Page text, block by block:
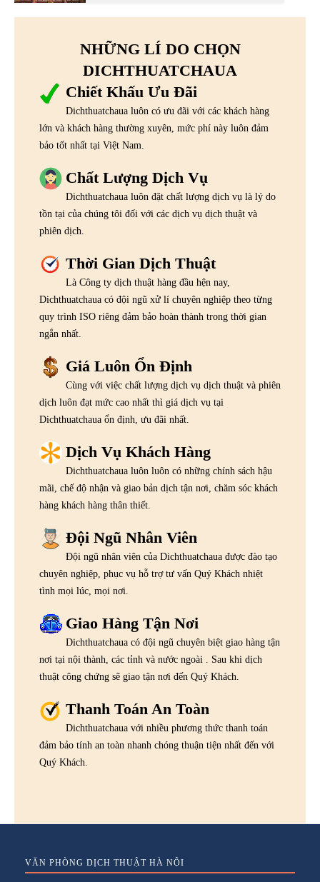
NHỮNG LÍ DO CHỌN
DICHTHUATCHAUA
Chiết Khấu Ưu Đãi
Dichthuatchaua luôn có ưu đãi với các khách hàng
lớn và khách hàng thường xuyên, mức phí này luôn đảm
bảo tốt nhất tại Việt Nam.
Chất Lượng Dịch Vụ
Dichthuatchaua luôn đặt chất lượng dịch vụ là lý do
tồn tại của chúng tôi đối với các dịch vụ dịch thuật và
phiên dịch.
Thời Gian Dịch Thuật
Là Công ty dịch thuật hàng đầu hện nay,
Dichthuatchaua có đội ngũ xử lí chuyên nghiệp theo từng
quy trình ISO riêng đảm bảo hoàn thành trong thời gian
ngắn nhất.
Giá Luôn Ổn Định
Cùng với việc chất lượng dịch vụ dịch thuật và phiên
dịch luôn đạt mức cao nhất thì giá dịch vụ tại
Dichthuatchaua ổn định, ưu đãi nhất.
Dịch Vụ Khách Hàng
Dichthuatchaua luôn luôn có những chính sách hậu
mãi, chế độ nhận và giao bản dịch tận nơi, chăm sóc khách
hàng khách hàng thân thiết.
Đội Ngũ Nhân Viên
Đội ngũ nhân viên của Dichthuatchaua được đào tạo
chuyên nghiệp, phục vụ hỗ trợ tư vấn Quý Khách nhiệt
tình mọi lúc, mọi nơi.
Giao Hàng Tận Nơi
Dichthuatchaua có đội ngũ chuyên biệt giao hàng tận
nơi tại nội thành, các tỉnh và nước ngoài . Sau khi dịch
thuật công chứng sẽ giao tận nơi đến Quý Khách.
Thanh Toán An Toàn
Dichthuatchaua với nhiều phương thức thanh toán
đảm bảo tính an toàn nhanh chóng thuận tiện nhất đến với
Quý Khách.
VĂN PHÒNG DỊCH THUẬT HÀ NỘI